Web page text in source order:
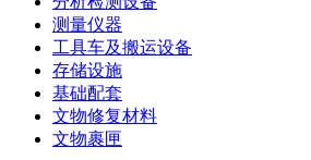
测量仪器
工具车及搬运设备
存储设施
基础配套
文物修复材料
文物裹匣